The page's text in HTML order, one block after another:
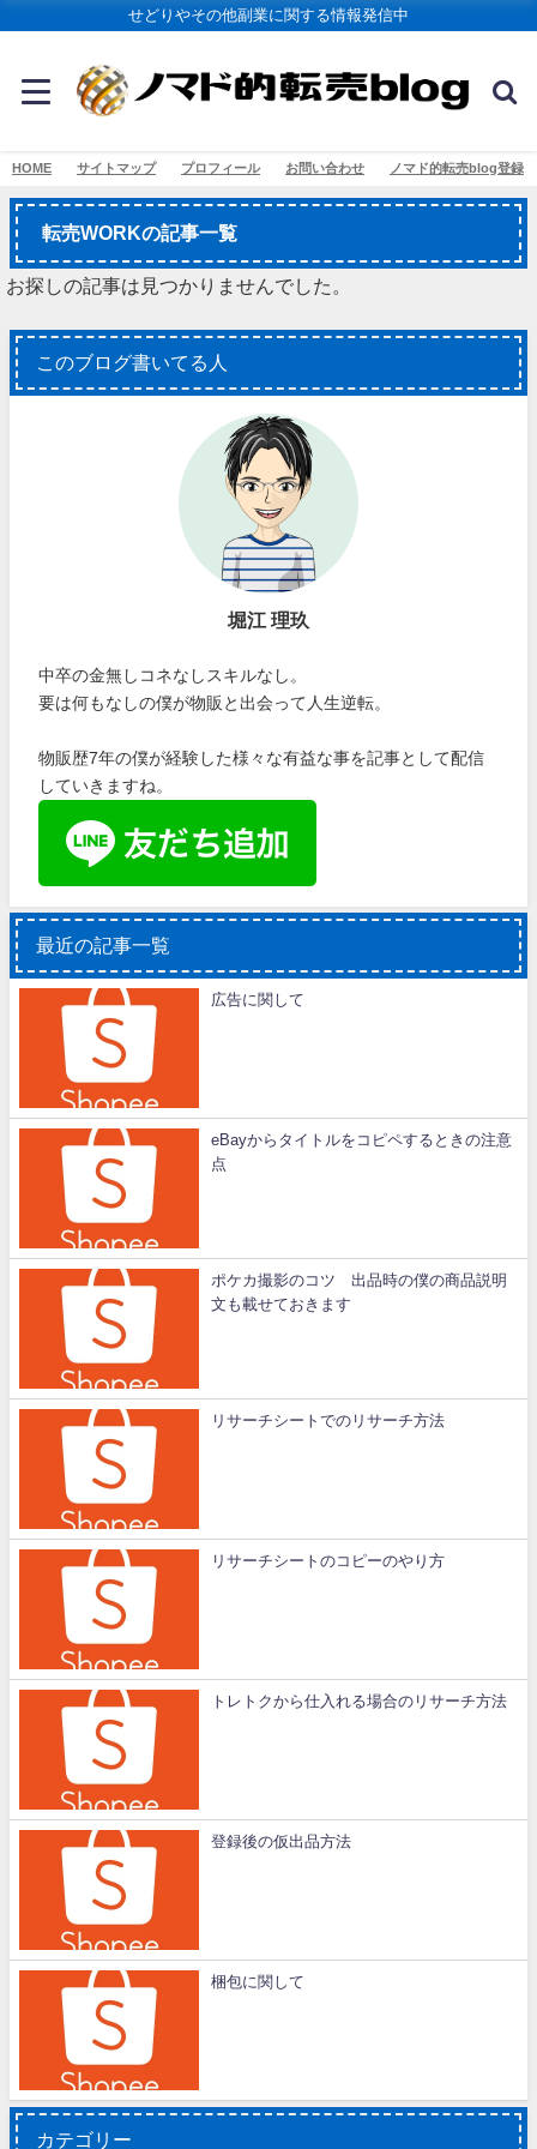
せどりやその他副業に関する情報発信中
HOME サイトマップ プロフィール お問い合わせ ノマド的転売blog登録
転売WORKの記事一覧
お探しの記事は見つかりませんでした。
このブログ書いてる人
堀江 理玖
中卒の金無しコネなしスキルなし。
要は何もなしの僕が物販と出会って人生逆転。
物販歴7年の僕が経験した様々な有益な事を記事として配信
していきますね。
最近の記事一覧
広告に関して
eBayからタイトルをコピペするときの注意
点
ポケカ撮影のコツ 出品時の僕の商品説明
文も載せておきます
リサーチシートでのリサーチ方法
リサーチシートのコピーのやり方
トレトクから仕入れる場合のリサーチ方法
登録後の仮出品方法
梱包に関して
カテゴリー